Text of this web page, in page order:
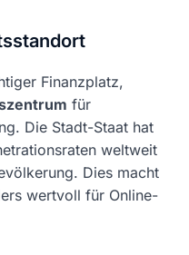
Finanzplatz,
für
Die Stadt-Staat hat
weltweit
Dies macht
wertvoll für Online-